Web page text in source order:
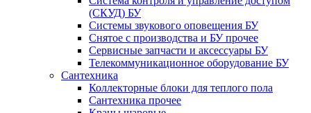
(СКУД) БУ
Системы звукового оповещения БУ
Снятое с производства и БУ прочее
Сервисные запчасти и аксессуары БУ
Телекоммуникационное оборудование БУ
Сантехника
Коллекторные блоки для теплого пола
Сантехника прочее